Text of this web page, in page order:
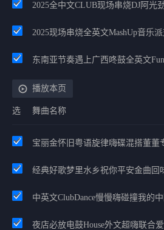
2025全中文CLUB现场串烧DJ阿光
2025现场串烧全英文MashUp音乐
播放本页
选 舞曲名称
宝丽金怀旧粤语旋律嗨碟混搭董董